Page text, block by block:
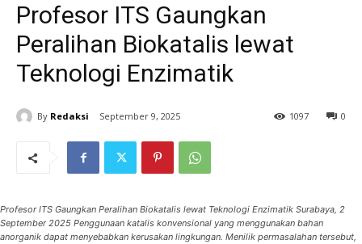
Profesor ITS Gaungkan
Peralihan Biokatalis lewat
Teknologi Enzimatik
By Redaksi September 9, 2025 0
1097
Profesor ITS Gaungkan Peralihan Biokatalis lewat Teknologi Enzimatik Surabaya, 2
September 2025 Penggunaan katalis konvensional yang menggunakan bahan
anorganik dapat menyebabkan kerusakan lingkungan. Menilik permasalahan tersebut,